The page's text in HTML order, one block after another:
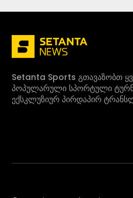
Setanta Sports გთავაზობთ
პოპულარული სპორტული
ექსკლუზიურ პირდაპირ